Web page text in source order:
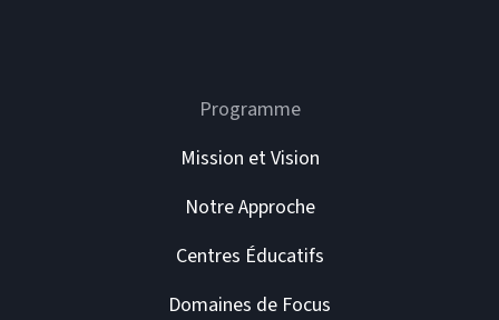
Programme
Mission et Vision
Notre Approche
Centres Éducatifs
Domaines de Focus